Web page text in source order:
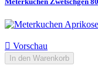
 Vorschau
In den Warenkorb